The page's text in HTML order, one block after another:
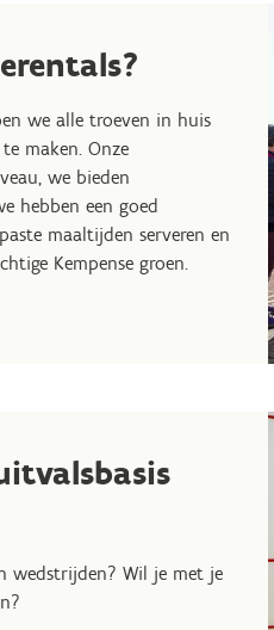
we alle troeven in huis
maken. Onze
we bieden
hebben een goed
maaltijden serveren en
Kempense groen.
wedstrijden? Wil je met je